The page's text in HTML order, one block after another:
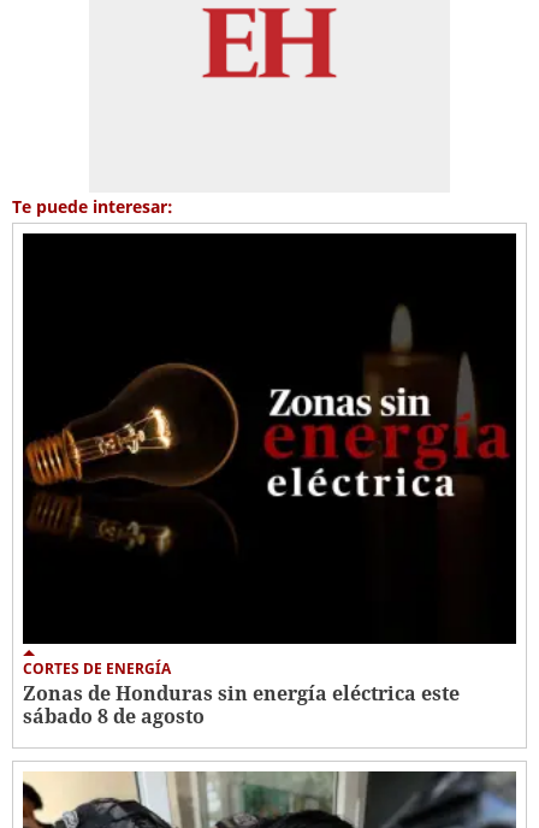
Te puede interesar:
CORTES DE ENERGÍA
Zonas de Honduras sin energía eléctrica este
sábado 8 de agosto